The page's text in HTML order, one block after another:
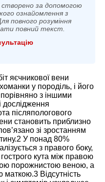
за допомогою
ознайомлення з
повного розуміння
повний текст.
яєчникової вени
у породіль, і його
з іншими
дослідження
післяпологового
становить приблизно
зі зростанням
2 У понад 80%
з правого боку,
кута між правою
порожнистою веною, а
маткою.3 Відсутність